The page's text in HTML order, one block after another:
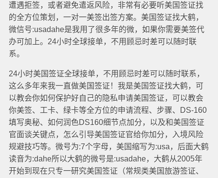
遭遇拒签，或者避免遣返风险，非常有必要听美国签证找
的全方位策划，一对一美签出签方案。美国签证找大鹤，
微信号:usadahe是我用了很多年的微，如果你需要美签代
办可加上。24小时全球接单，不用顾忌时差可以随时联
系。
24小时美国签证全球接单，不用顾忌时差可以随时联系，
这么多年来我一直做美国签证！我是美国签证找大鹤，可
以教会你如何保护好自己的隐私申请美国签证，可以教会
你美签、工卡、绿卡等全方位的申请流程、步骤、DS-160
填写奥秘、如何润色DS160细节点加分，以及和美国签证
官面谈关键点，怎么引导美国签证官给你加分，入境风险
规避技巧等。微号为:7个字母，美国缩写为:usa，后面大鹤
读音为:dahe所以大鹤的微号是:usadahe，大鹤从2005年
开始到现在只专一研究美国签证（常规类美国旅游签证、